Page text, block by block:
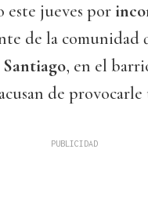
este jueves por
de la comunidad
, en el
de